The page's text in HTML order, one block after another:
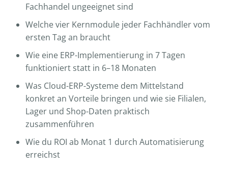
Fachhandel ungeeignet sind
Welche vier Kernmodule jeder Fachhändler vom
ersten Tag an braucht
Wie eine ERP-Implementierung in 7 Tagen
funktioniert statt in 6–18 Monaten
Was Cloud-ERP-Systeme dem Mittelstand
konkret an Vorteile bringen und wie sie Filialen,
Lager und Shop-Daten praktisch
zusammenführen
Wie du ROI ab Monat 1 durch Automatisierung
erreichst